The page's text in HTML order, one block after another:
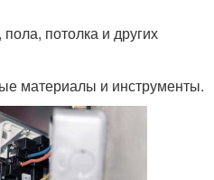
потолка и других
материалы и инструменты.